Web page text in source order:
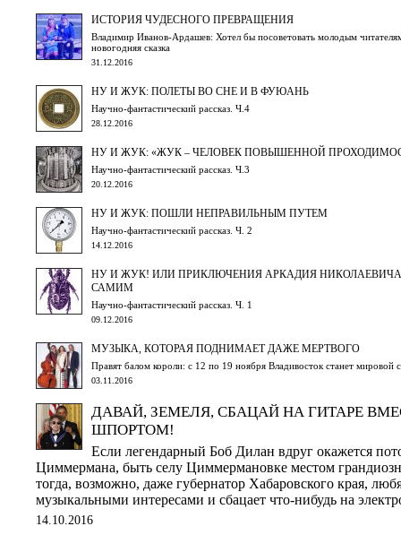
ИСТОРИЯ ЧУДЕСНОГО ПРЕВРАЩЕНИЯ
Владимир Иванов-Ардашев: Хотел бы посоветовать молодым
новогодняя сказка
31.12.2016
НУ И ЖУК: ПОЛЕТЫ ВО СНЕ И В ФУЮАНЬ
Научно-фантастический рассказ. Ч.4
28.12.2016
НУ И ЖУК: «ЖУК – ЧЕЛОВЕК ПОВЫШЕННОЙ
Научно-фантастический рассказ. Ч.3
20.12.2016
НУ И ЖУК: ПОШЛИ НЕПРАВИЛЬНЫМ ПУТЕМ
Научно-фантастический рассказ. Ч. 2
14.12.2016
НУ И ЖУК! ИЛИ ПРИКЛЮЧЕНИЯ АРКАДИЯ
САМИМ
Научно-фантастический рассказ. Ч. 1
09.12.2016
МУЗЫКА, КОТОРАЯ ПОДНИМАЕТ ДАЖЕ МЕРТВОГО
Правят балом короли: с 12 по 19 ноября Владивосток станет мировой
03.11.2016
ДАВАЙ, ЗЕМЕЛЯ, СБАЦАЙ НА ГИТАРЕ
ШПОРТОМ!
Если легендарный Боб Дилан вдруг окажется
Циммермана, быть селу Циммермановке местом
тогда, возможно, даже губернатор Хабаровского края,
музыкальными интересами и сбацает что-нибудь на
14.10.2016